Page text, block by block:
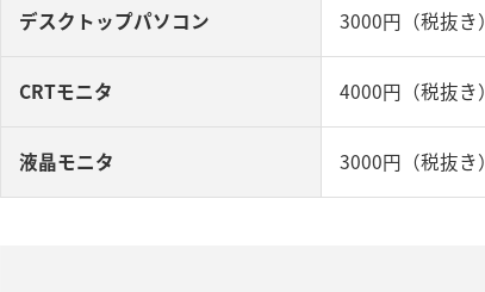
デスクトップパソコン 3000円（税抜き）
CRTモニタ 4000円（税抜き）
液晶モニタ 3000円（税抜き）